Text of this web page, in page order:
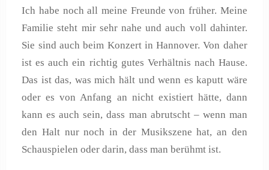
Ich habe noch all meine Freunde von früher. Meine
Familie steht mir sehr nahe und auch voll dahinter.
Sie sind auch beim Konzert in Hannover. Von daher
ist es auch ein richtig gutes Verhältnis nach Hause.
Das ist das, was mich hält und wenn es kaputt wäre
oder es von Anfang an nicht existiert hätte, dann
kann es auch sein, dass man abrutscht – wenn man
den Halt nur noch in der Musikszene hat, an den
Schauspielen oder darin, dass man berühmt ist.